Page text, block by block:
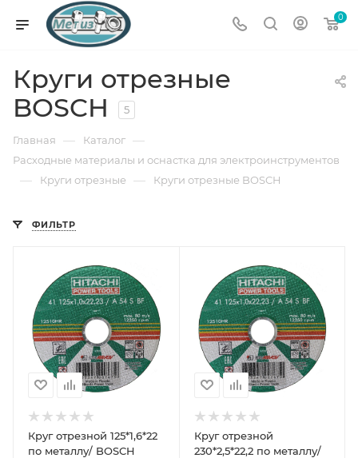
0
Круги отрезные
BOSCH
5
Главная — Каталог —
Расходные материалы и оснастка для электроинструментов
— Круги отрезные — Круги отрезные BOSCH
ФИЛЬТР
Круг отрезной 125*1,6*22
по металлу/ BOSCH
Круг отрезной
230*2,5*22,2 по металлу/